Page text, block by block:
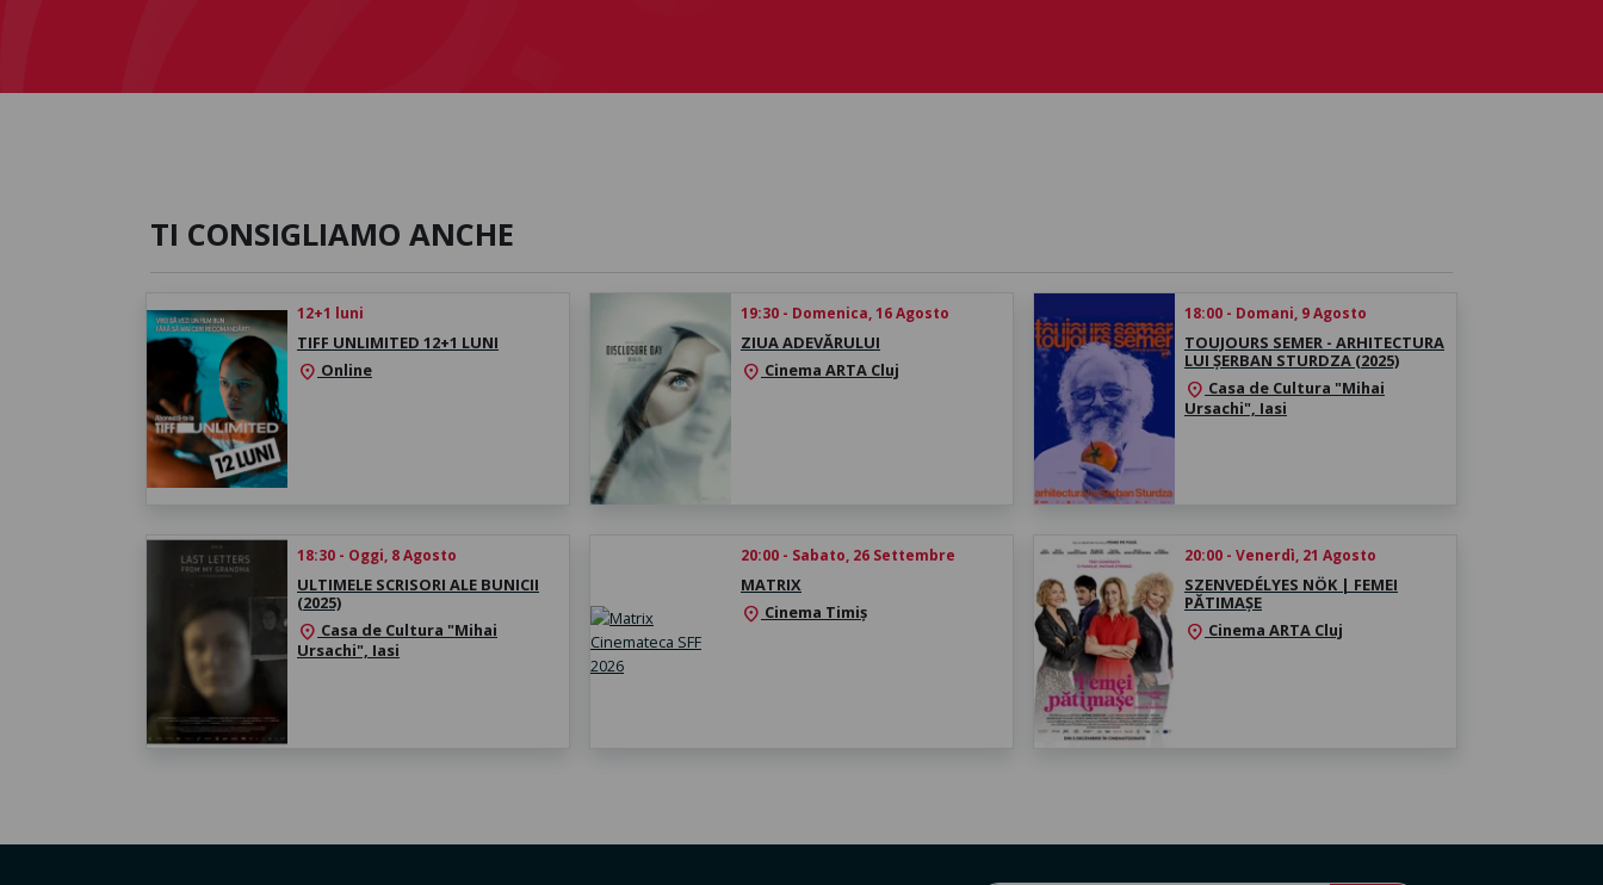
TI CONSIGLIAMO ANCHE
12+1 luni
TIFF UNLIMITED 12+1 LUNI
location_on Online
19:30 - Domenica, 16 Agosto
ZIUA ADEVĂRULUI
location_on Cinema ARTA Cluj
18:00 - Domani, 9 Agosto
TOUJOURS SEMER - ARHITECTURA
LUI ȘERBAN STURDZA (2025)
location_on Casa de Cultura "Mihai
Ursachi", Iasi
18:30 - Oggi, 8 Agosto
ULTIMELE SCRISORI ALE BUNICII
(2025)
location_on Casa de Cultura "Mihai
Ursachi", Iasi
20:00 - Sabato, 26 Settembre
MATRIX
location_on Cinema Timiș
20:00 - Venerdì, 21 Agosto
SZENVEDÉLYES NÖK | FEMEI
PĂTIMAȘE
location_on Cinema ARTA Cluj